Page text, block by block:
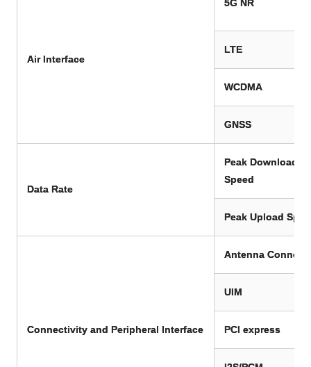
Air Interface
5G NR
LTE
WCDMA
GNSS
Data Rate
Peak Download
Speed
Peak Upload
Connectivity and Peripheral Interface
Antenna
UIM
PCI express